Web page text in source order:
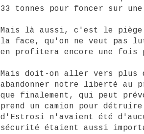
33 tonnes pour foncer sur
Mais là aussi, c'est le
la face, qu'on ne veut pas
en profitera encore une fois
Mais doit-on aller vers plus
abandonner notre liberté
que finalement, qui peut
prend un camion pour
d'Estrosi n'avaient été
sécurité étaient aussi